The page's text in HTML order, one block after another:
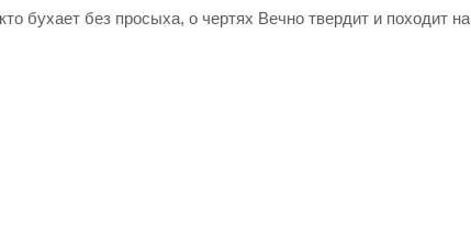
бухает без просыха, о чертях Вечно твердит и походит на